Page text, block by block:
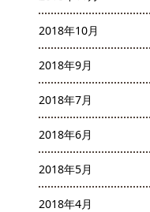
2018年10月
2018年9月
2018年7月
2018年6月
2018年5月
2018年4月